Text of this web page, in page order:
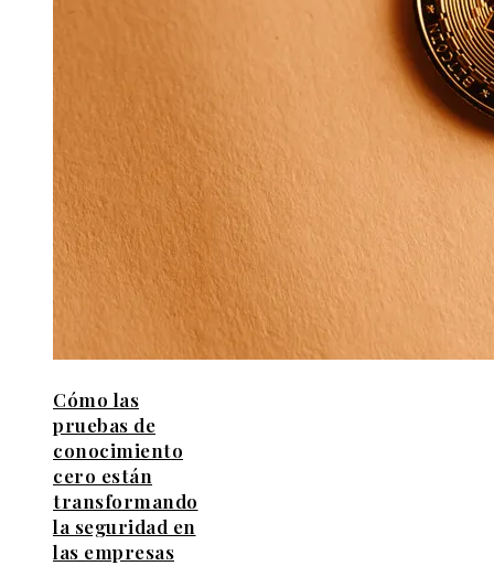
Cómo las
pruebas de
conocimiento
cero están
transformando
la seguridad en
las empresas